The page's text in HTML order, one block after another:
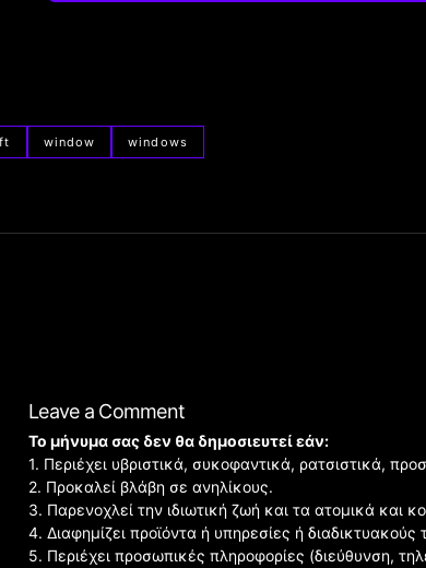
window windows
Leave a Comment
Το μήνυμα σας δεν θα δημοσιευτεί εάν:
1. Περιέχει υβριστικά, συκοφαντικά, ρατσιστικά,
2. Προκαλεί βλάβη σε ανηλίκους.
3. Παρενοχλεί την ιδιωτική ζωή και τα ατομικά και
4. Διαφημίζει προϊόντα ή υπηρεσίες ή διαδικτυακούς
5. Περιέχει προσωπικές πληροφορίες (διεύθυνση,